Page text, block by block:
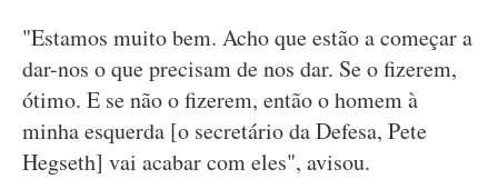
"Estamos muito bem. Acho que estão a começar a
dar-nos o que precisam de nos dar. Se o fizerem,
ótimo. E se não o fizerem, então o homem à
minha esquerda [o secretário da Defesa, Pete
Hegseth] vai acabar com eles", avisou.